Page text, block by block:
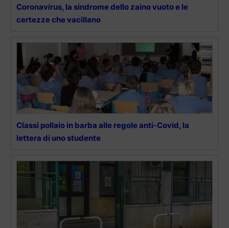
Coronavirus, la sindrome dello zaino vuoto e le
certezze che vacillano
Classi pollaio in barba alle regole anti-Covid, la
lettera di uno studente